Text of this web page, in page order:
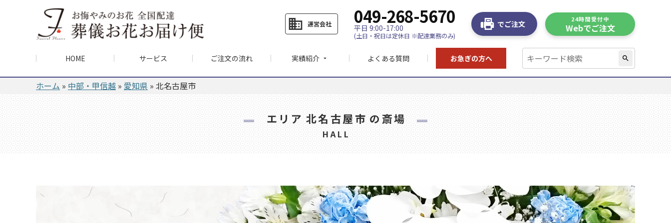
business 運営会社 049-268-5670
平日 9:00-17:00
(土日・祝日は定休日 ※配達業務のみ)
でご注文
24時間受付中
Webでご注文
search
HOME サービス ご注文の流れ 実績紹介 arrow_drop_down よくある質問 お急ぎの方へ
ホーム » 中部・甲信越 » 愛知県 » 北名古屋市
エリア 北名古屋市 の斎場
HALL